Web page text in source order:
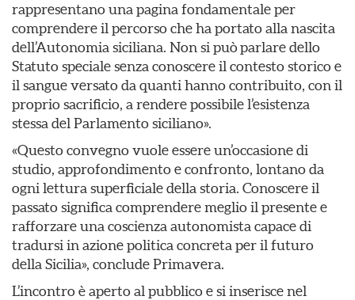
rappresentano una pagina fondamentale per
comprendere il percorso che ha portato alla nascita
dell’Autonomia siciliana. Non si può parlare dello
Statuto speciale senza conoscere il contesto storico e
il sangue versato da quanti hanno contribuito, con il
proprio sacrificio, a rendere possibile l’esistenza
stessa del Parlamento siciliano».
«Questo convegno vuole essere un’occasione di
studio, approfondimento e confronto, lontano da
ogni lettura superficiale della storia. Conoscere il
passato significa comprendere meglio il presente e
rafforzare una coscienza autonomista capace di
tradursi in azione politica concreta per il futuro
della Sicilia», conclude Primavera.
L’incontro è aperto al pubblico e si inserisce nel